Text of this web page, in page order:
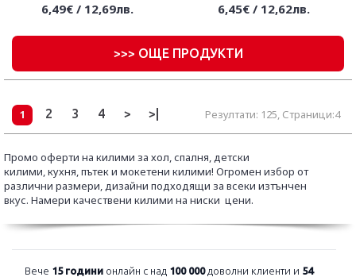
6,49€ / 12,69лв.
6,45€ / 12,62лв.
>>> ОЩЕ ПРОДУКТИ
1 2 3 4 > >| Резултати: 125, Страници:4
Промо оферти на килими за хол,спалня, детски
килими,кухня,пътек и мокетени килими! Огромен избор от
различни размери, дизайни подходящи за всеки изтънчен
вкус. Намери качествени килими на ниски цени.
Вече 15 години онлайн с над 100 000доволни клиенти и 54